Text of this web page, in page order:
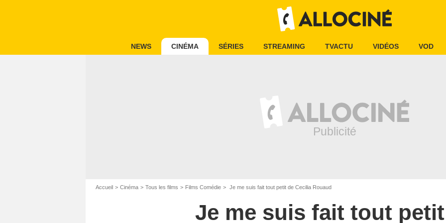
NEWS CINÉMA SÉRIES STREAMING TVACTU VIDÉOS VOD
Accueil Cinéma Tous les films Films Comédie Je me suis fait tout petit de Cecilia Rouaud
Je me suis fait tout petit